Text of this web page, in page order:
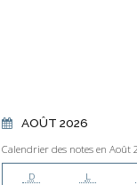
AOÛT 2026
Calendrier des notes en Août
D L